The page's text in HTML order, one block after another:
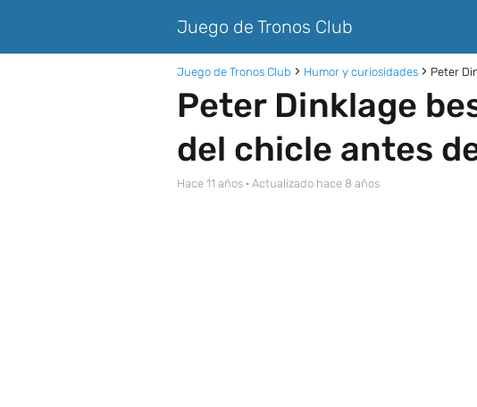
Juego de Tronos Club
Juego de Tronos Club Humor y curiosidades Peter
Peter Dinklage
del chicle antes
hace 11 años · Actualizado hace 8 años